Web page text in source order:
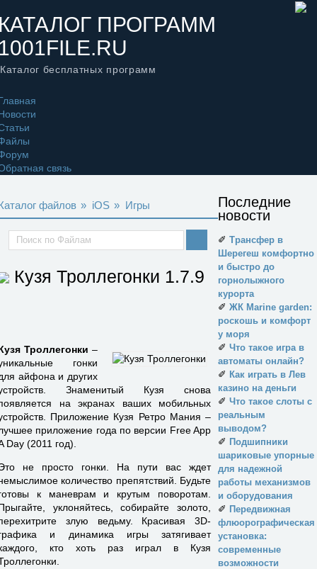
ПРОГРАММ
Каталог бесплатных программ
связь
файлов » iOS » Игры
Кузя Троллегонки 1.7.9
Троллегонки –
гонки
айфона и других
Знаменитый Кузя снова
на экранах ваших мобильных
Приложение Кузя Ретро Мания –
приложение года по версии Free App
Day (2011 год).
не просто гонки. На пути вас ждет
количество препятствий. Будьте
к маневрам и крутым поворотам.
уклоняйтесь, собирайте золото,
злую ведьму. Красивая 3D-
и динамика игры затягивает
кто хоть раз играл в Кузя
Последние
новости
✐ Трансфер в
Шерегеш комфортно
и быстро до
горнолыжного
курорта
✐ ЖК Marine garden:
роскошь и комфорт
у моря
✐ Что такое игра в
автоматы онлайн?
✐ Как играть в Лев
казино на деньги
✐ Что такое слоты с
реальным
выводом?
✐ Подшипники
шариковые упорные
для надежной
работы механизмов
и оборудования
✐ Передвижная
флюорографическая
установка:
современные
возможности